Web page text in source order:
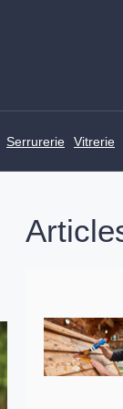
Serrurerie Vitrerie